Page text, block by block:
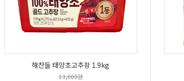
해찬들 태양초고추장 1.9kg
13,000원